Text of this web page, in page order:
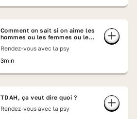
Comment on sait si on aime les
hommes ou les femmes ou les
Rendez-vous avec la psy
3min
TDAH, ça veut dire quoi ?
Rendez-vous avec la psy